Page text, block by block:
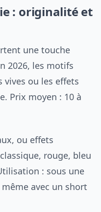
: originalité et
une touche
2026, les motifs
vives ou les effets
Prix moyen : 10 à
ou effets
rouge, bleu
: sous une
avec un short